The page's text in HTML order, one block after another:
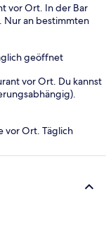
vor Ort. In der Bar
Nur an bestimmten
geöffnet
vor Ort. Du kannst
vor Ort. Täglich